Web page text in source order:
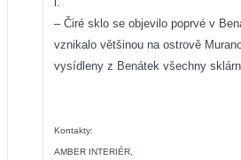
– Čiré sklo se objevilo poprvé v
vznikalo většinou na ostrově
vysídleny z Benátek všechny
Kontakty:
AMBER INTERIÉR,